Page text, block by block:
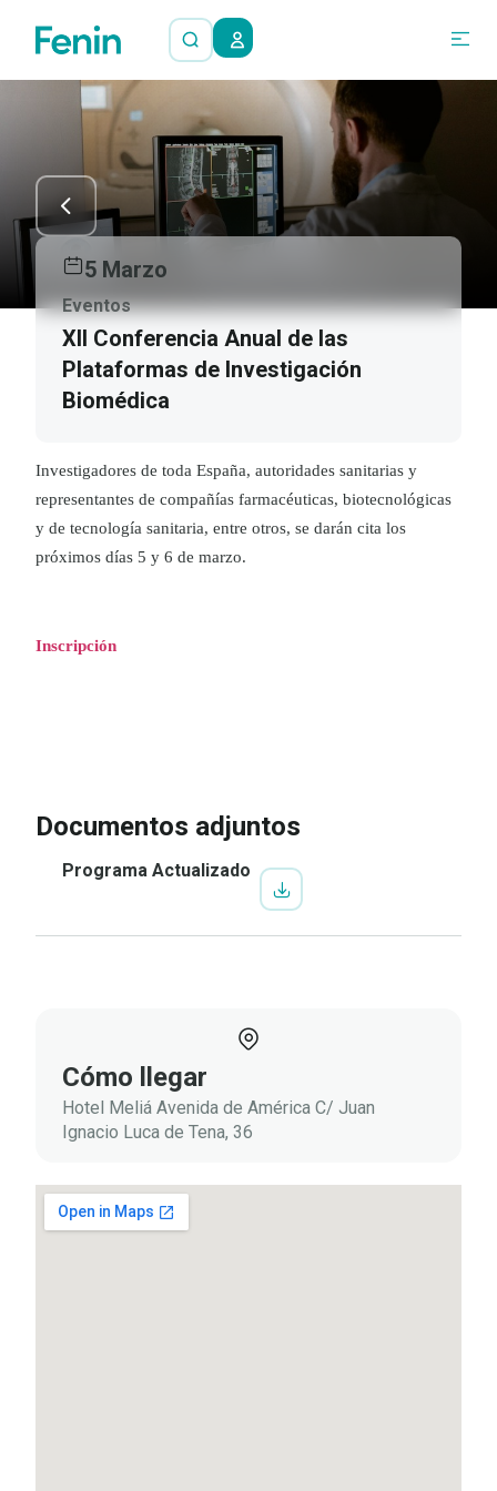
5 Marzo
Eventos
XII Conferencia Anual de las
Plataformas de Investigación
Biomédica
Investigadores de toda España, autoridades sanitarias y
representantes de compañías farmacéuticas, biotecnológicas
y de tecnología sanitaria, entre otros, se darán cita los
próximos días 5 y 6 de marzo.
Inscripción
Documentos adjuntos
Programa Actualizado
Cómo llegar
Hotel Meliá Avenida de América C/ Juan
Ignacio Luca de Tena, 36